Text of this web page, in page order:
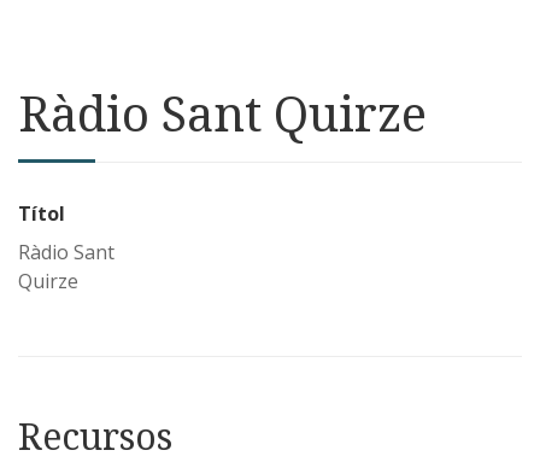
Ràdio Sant Quirze
Títol
Ràdio Sant
Quirze
Recursos